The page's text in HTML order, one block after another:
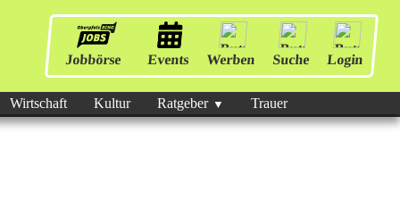
Jobbörse Events Werben Suche Login
Wirtschaft Kultur Ratgeber Trauer